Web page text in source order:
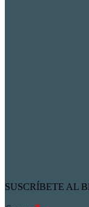
SUSCRÍBETE AL